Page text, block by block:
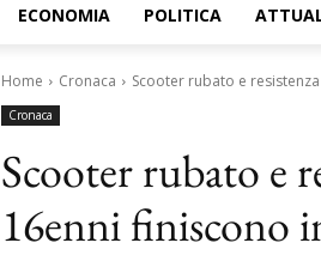
ECONOMIA POLITICA
Home Cronaca Scooter rubato e
Cronaca
Scooter rubato e
16enni finiscono